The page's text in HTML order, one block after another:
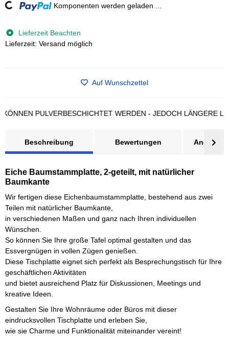
Komponenten werden geladen ...
Lieferzeit Beachten
Lieferzeit: Versand möglich
Auf Wunschzettel
PULVERBESCHICHTET WERDEN - JEDOCH LÄNGERE
Beschreibung Bewertungen Angebot
Eiche Baumstammplatte, 2-geteilt, mit natürlicher
Baumkante
Wir fertigen diese Eichenbaumstammplatte, bestehend aus zwei
Teilen mit natürlicher Baumkante,
in verschiedenen Maßen und ganz nach Ihren individuellen
Wünschen.
So können Sie Ihre große Tafel optimal gestalten und das
Essvergnügen in vollen Zügen genießen.
Diese Tischplatte eignet sich perfekt als Besprechungstisch für Ihre
geschäftlichen Aktivitäten
und bietet ausreichend Platz für Diskussionen, Meetings und
kreative Ideen.
Gestalten Sie Ihre Wohnräume oder Büros mit dieser
eindrucksvollen Tischplatte und erleben Sie,
wie sie Charme und Funktionalität miteinander vereint!